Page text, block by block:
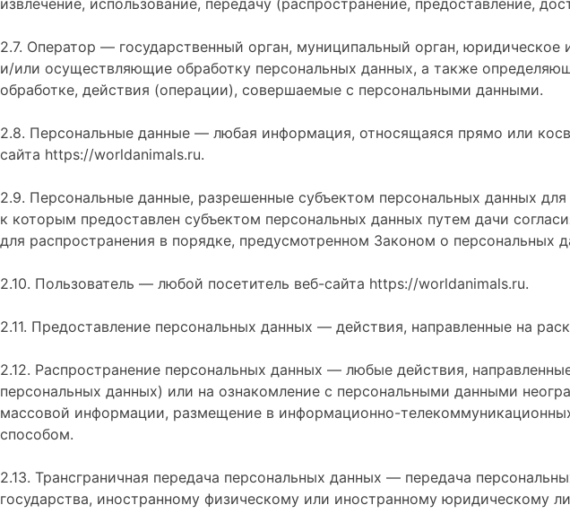
2.7. Оператор — государственный орган, муниципальный орган,
и/или осуществляющие обработку персональных данных, а также
обработке, действия (операции), совершаемые с персональными данными.
2.8. Персональные данные — любая информация, относящаяся прямо или
сайта https://worldanimals.ru.
2.9. Персональные данные, разрешенные субъектом персональных данных
к которым предоставлен субъектом персональных данных путем дачи
для распространения в порядке, предусмотренном Законом о
2.10. Пользователь — любой посетитель веб-сайта https://worldanimals.ru.
2.11. Предоставление персональных данных — действия, направленные на
2.12. Распространение персональных данных — любые действия,
персональных данных) или на ознакомление с персональными данными
массовой информации, размещение в информационно-
способом.
2.13. Трансграничная передача персональных данных — передача
государства, иностранному физическому или иностранному юридическому